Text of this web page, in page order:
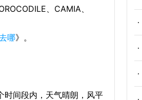
、CAMIA、
哪》。
时间段内，天气晴朗，风平